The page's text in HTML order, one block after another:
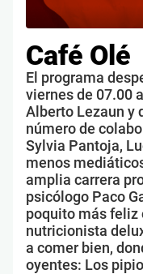
Café Olé
El programa
viernes de 07.00
Alberto Lezaun y
número de
Sylvia Pantoja,
menos
amplia carrera
psicólogo Paco
poquito más feliz
nutricionista
a comer bien,
oyentes: Los